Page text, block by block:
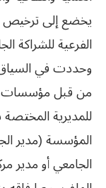
يخضع إلى
الفرعية للشراكة
وحددت في
من قبل مؤسسات
للمديرية
المؤسسة (مدير
الجامعي أو مدير